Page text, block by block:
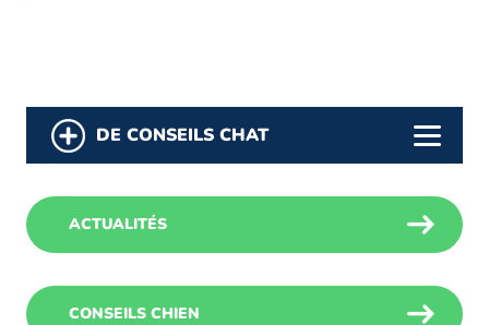
DE CONSEILS CHAT
ACTUALITÉS
CONSEILS CHIEN